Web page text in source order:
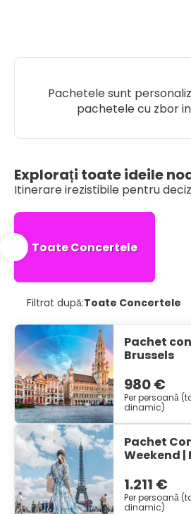
Pachetele sunt
pachetele cu zbor
Explorați toate ideile
Itinerare irezistibile pentru
Toate Concertele
Filtrat după:Toate Concertele
Pachet
Brussels
980 €
Per persoană
dinamic)
Pachet
Weekend |
1.211 €
Per persoană
dinamic)